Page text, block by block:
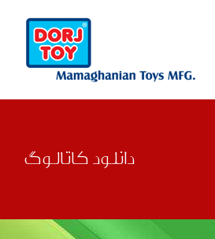
دانلود کاتالوگ